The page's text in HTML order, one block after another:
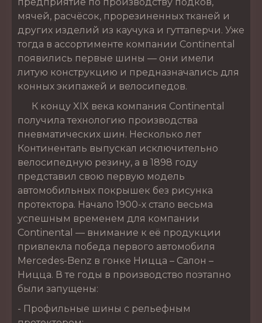
мячей, расчёсок, прорезиненных тканей и
других изделий из каучука и гуттаперчи. Уже
тогда в ассортименте компании Continental
появились первые шины — они имели
литую конструкцию и предназначались для
конных экипажей и велосипедов.
К концу XIX века компания Continental
получила технологию производства
пневматических шин. Несколько лет
Континенталь выпускал исключительно
велосипедную резину, а в 1898 году
представил свою первую модель
автомобильных покрышек без рисунка
протектора. Начало 1900-х стало весьма
успешным временем для компании
Continental — внимание к её продукции
привлекла победа первого автомобиля
Mercedes-Benz в гонке Ницца – Салон –
Ницца. В те годы в производство поэтапно
были запущены:
- Профильные шины с рельефным